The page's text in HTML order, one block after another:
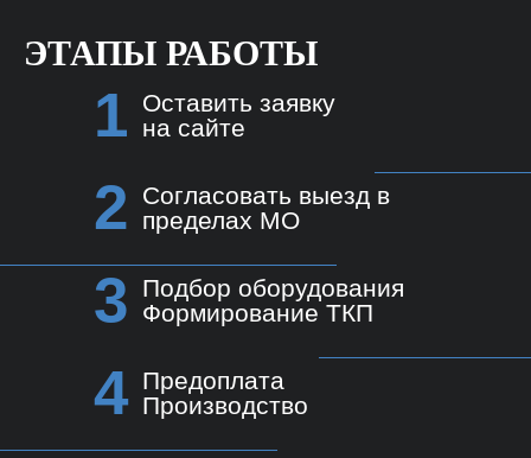
ЭТАПЫ РАБОТЫ
3
4
Подбор оборудования
Формирование ТКП
Предоплата
Производство
1
2
Согласовать выезд в
пределах МО
Оставить заявку
на сайте